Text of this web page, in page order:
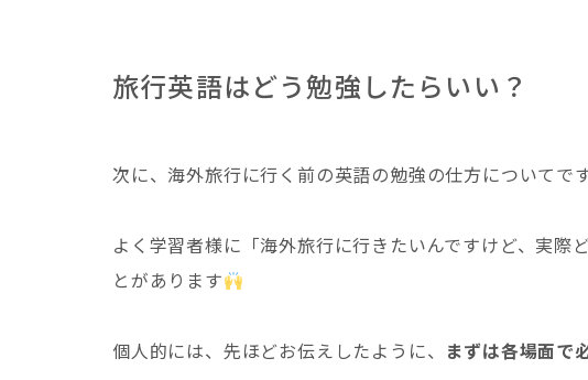
旅行英語はどう勉強したらいい？
次に、海外旅行に行く前の英語の勉強の仕方についてです
よく学習者様に「海外旅行に行きたいんですけど、実
とがあります
個人的には、先ほどお伝えしたように、 まずは各場面で